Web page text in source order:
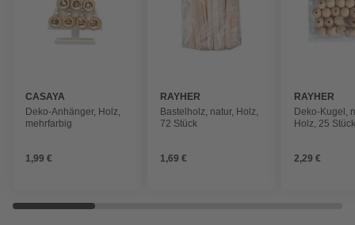
CASAYA
Deko-Anhänger, Holz,
mehrfarbig
1,99 €
RAYHER
Bastelholz, natur, Holz,
72 Stück
1,69 €
RAYHER
Deko-Kugel,
Holz, 25
2,29 €